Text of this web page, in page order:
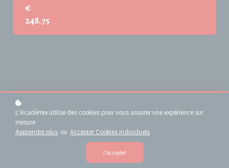
€
248.75
L'Académie utilise des cookies pour vous assurer une expérience sur
mesure
Apprendre plus ou Accepter Cookies individuels .
J'accepte!